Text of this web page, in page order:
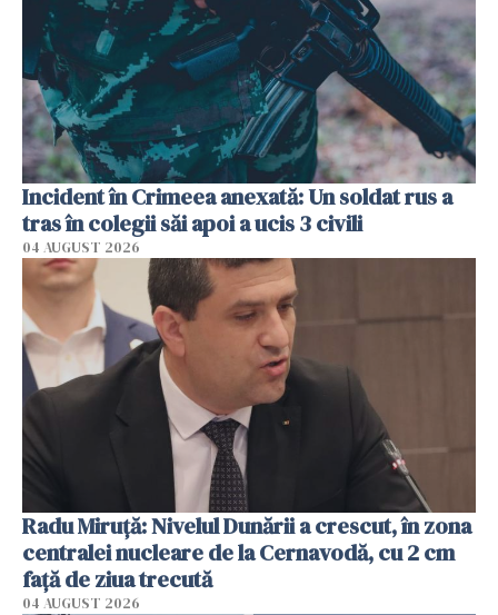
Incident în Crimeea anexată: Un soldat rus a
tras în colegii săi apoi a ucis 3 civili
04 AUGUST 2026
Radu Miruţă: Nivelul Dunării a crescut, în zona
centralei nucleare de la Cernavodă, cu 2 cm
faţă de ziua trecută
04 AUGUST 2026